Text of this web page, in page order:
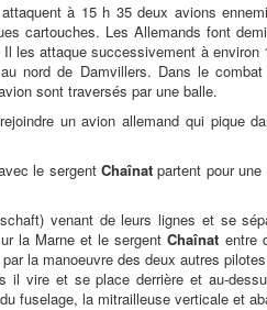
attaquent à 15 h 35 deux avions
cartouches. Les Allemands font
les attaque successivement à environ
nord de Damvillers. Dans le
sont traversés par une balle.
un avion allemand qui pique
le sergentChaînat partent pour
venant de leurs lignes et se
la Marne et le sergentChaînat entre
la manoeuvre des deux autres
il vire et se place derrière et au-
fuselage, la mitrailleuse verticale et